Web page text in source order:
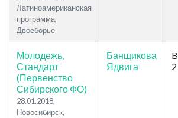
Латиноамериканская
программа,
Двоеборье
Молодежь,
Стандарт
(Первенство
Сибирского ФО)
28.01.2018,
Новосибирск,
Банщикова
Ядвига
B
2